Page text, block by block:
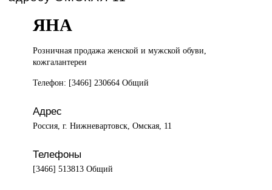
ЯНА
Розничная продажаженской и мужской обуви,
кожгалантереи
Телефон: [3466] 230664 Общий
Адрес
Россия, г. Нижневартовск, Омская, 11
Телефоны
[3466] 513813 Общий